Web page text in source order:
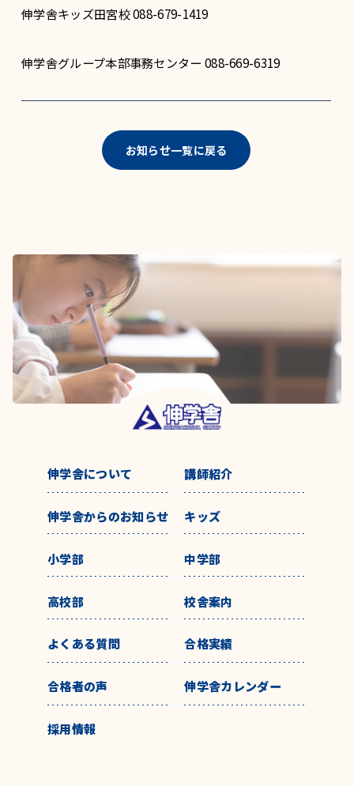
伸学舎キッズ田宮校 088-679-1419
伸学舎グループ本部事務センター 088-669-6319
お知らせ一覧に戻る
伸学舎について 講師紹介
伸学舎からのお知らせ キッズ
小学部 中学部
高校部 校舎案内
よくある質問 合格実績
合格者の声 伸学舎カレンダー
採用情報